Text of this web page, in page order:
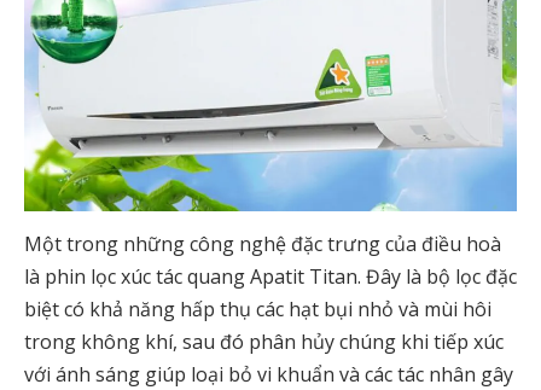
Một trong những công nghệ đặc trưng của điều hoà
là phin lọc xúc tác quang Apatit Titan. Đây là bộ lọc đặc
biệt có khả năng hấp thụ các hạt bụi nhỏ và mùi hôi
trong không khí, sau đó phân hủy chúng khi tiếp xúc
với ánh sáng giúp loại bỏ vi khuẩn và các tác nhân gây